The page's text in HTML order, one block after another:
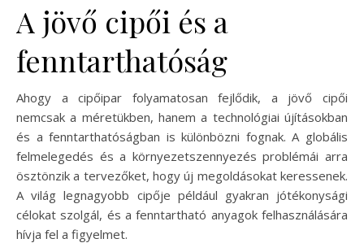
A jövő cipői és a
fenntarthatóság
Ahogy a cipőipar folyamatosan fejlődik, a jövő cipői
nemcsak a méretükben, hanem a technológiai újításokban
és a fenntarthatóságban is különbözni fognak. A globális
felmelegedés és a környezetszennyezés problémái arra
ösztönzik a tervezőket, hogy új megoldásokat keressenek.
A világ legnagyobb cipője például gyakran jótékonysági
célokat szolgál, és a fenntartható anyagok felhasználására
hívja fel a figyelmet.